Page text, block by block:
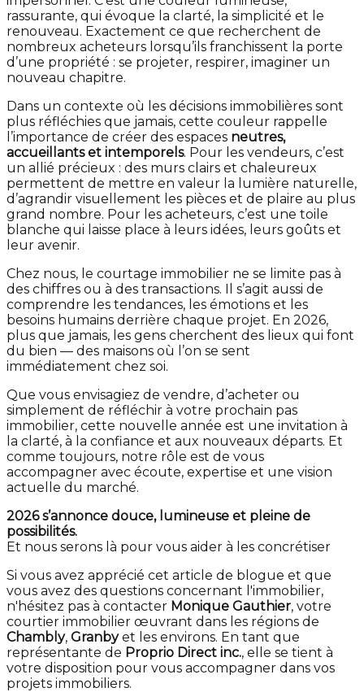
rassurante, qui évoque la clarté, la simplicité et le
renouveau. Exactement ce que recherchent de
nombreux acheteurs lorsqu’ils franchissent la porte
d’une propriété : se projeter, respirer, imaginer un
nouveau chapitre.
Dans un contexte où les décisions immobilières sont
plus réfléchies que jamais, cette couleur rappelle
l’importance de créer des espaces neutres,
accueillants et intemporels. Pour les vendeurs, c’est
un allié précieux : des murs clairs et chaleureux
permettent de mettre en valeur la lumière naturelle,
d’agrandir visuellement les pièces et de plaire au plus
grand nombre. Pour les acheteurs, c’est une toile
blanche qui laisse place à leurs idées, leurs goûts et
leur avenir.
Chez nous, le courtage immobilier ne se limite pas à
des chiffres ou à des transactions. Il s’agit aussi de
comprendre les tendances, les émotions et les
besoins humains derrière chaque projet. En 2026,
plus que jamais, les gens cherchent des lieux qui font
du bien — des maisons où l’on se sent
immédiatement chez soi.
Que vous envisagiez de vendre, d’acheter ou
simplement de réfléchir à votre prochain pas
immobilier, cette nouvelle année est une invitation à
la clarté, à la confiance et aux nouveaux départs. Et
comme toujours, notre rôle est de vous
accompagner avec écoute, expertise et une vision
actuelle du marché.
2026 s’annonce douce, lumineuse et pleine de
possibilités.
Et nous serons là pour vous aider à les concrétiser
Si vous avez apprécié cet article de blogue et que
vous avez des questions concernant l'immobilier,
n'hésitez pas à contacter Monique Gauthier, votre
courtier immobilier œuvrant dans les régions de
Chambly, Granbyet les environs. En tant que
représentante de Proprio Direct inc., elle se tient à
votre disposition pour vous accompagner dans vos
projets immobiliers.